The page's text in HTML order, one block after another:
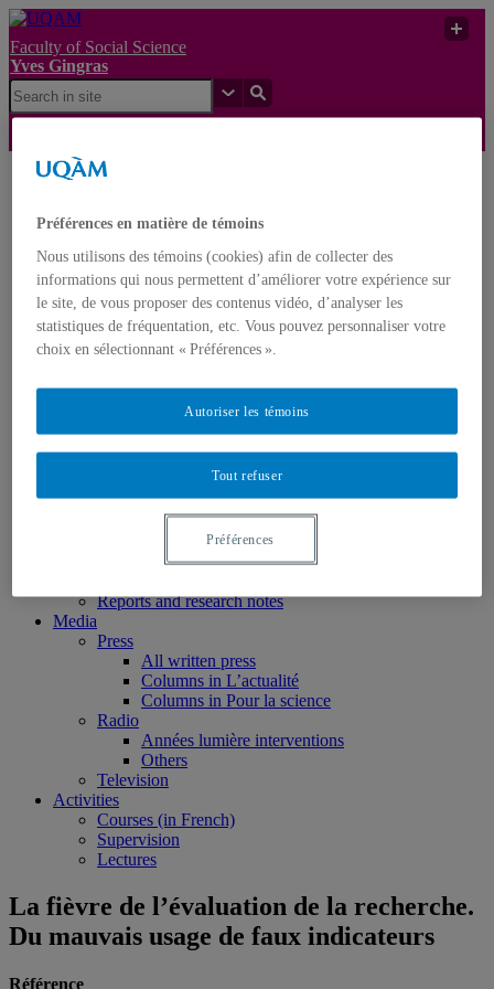
Faculty of Social Science
Yves Gingras
UQAM
Gingras
mauvais usage de faux
indicateurs
Yves Gingras
Français English
About Yves Gingras
Books
Edited volumes
Monographs
Peer reviewed articles
Reports and research notes
Media
Press
All written press
Columns in L’actualité
Columns in Pour la science
Radio
Années lumière interventions
Others
Television
Activities
Courses (in French)
Supervision
Lectures
La fièvre de l’évaluation de la recherche.
Du mauvais usage de faux indicateurs
Référence
Préférences en matière de témoins
Nous utilisons des témoins (cookies) afin de collecter des
informations qui nous permettent d’améliorer votre expérience sur
le site, de vous proposer des contenus vidéo, d’analyser les
statistiques de fréquentation, etc. Vous pouvez personnaliser votre
choix en sélectionnant « Préférences ».
Tout refuser
Autoriser les témoins
Préférences